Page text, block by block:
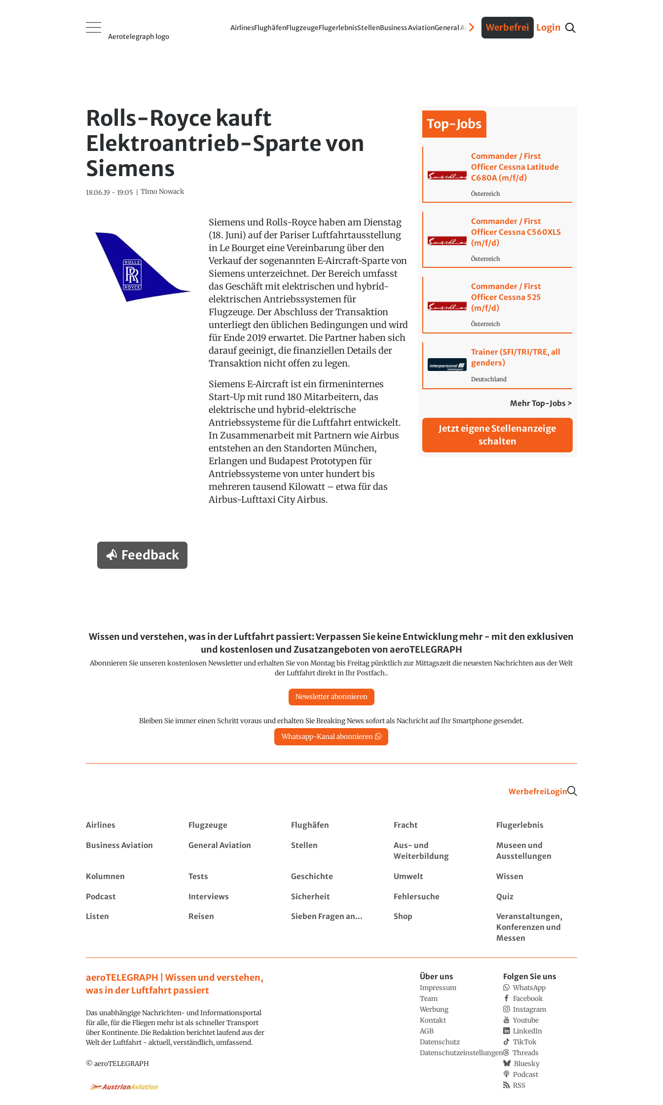
Aerotelegraph logo
AirlinesFlughäfenFlugzeugeFlugerlebnisStellenBusiness AviationGeneral AviationVerteidigungInterviews Fracht
Werbefrei Login
Rolls-Royce kauft
Elektroantrieb-Sparte von
Siemens
18.06.19 - 19:05 Timo Nowack
Siemens und Rolls-Royce haben am Dienstag
(18. Juni) auf der Pariser Luftfahrtausstellung
in Le Bourget eine Vereinbarung über den
Verkauf der sogenannten E-Aircraft-Sparte von
Siemens unterzeichnet. Der Bereich umfasst
das Geschäft mit elektrischen und hybrid-
elektrischen Antriebssystemen für
Flugzeuge. Der Abschluss der Transaktion
unterliegt den üblichen Bedingungen und wird
für Ende 2019 erwartet. Die Partner haben sich
darauf geeinigt, die finanziellen Details der
Transaktion nicht offen zu legen.
Siemens E-Aircraft ist ein firmeninternes
Start-Up mit rund 180 Mitarbeitern, das
elektrische und hybrid-elektrische
Antriebssysteme für die Luftfahrt entwickelt.
In Zusammenarbeit mit Partnern wie Airbus
entstehen an den Standorten München,
Erlangen und Budapest Prototypen für
Antriebssysteme von unter hundert bis
mehreren tausend Kilowatt – etwa für das
Airbus-Lufttaxi City Airbus.
Feedback
Top-Jobs
Commander / First
Officer Cessna Latitude
C680A (m/f/d)
Österreich
Commander / First
Officer Cessna C560XLS
(m/f/d)
Österreich
Commander / First
Officer Cessna 525
(m/f/d)
Österreich
Trainer (SFI/TRI/TRE, all
genders)
Deutschland
Mehr Top-Jobs >
Jetzt eigene Stellenanzeige
schalten
Wissen und verstehen, was in der Luftfahrt passiert: Verpassen Sie keine Entwicklung mehr - mit den exklusiven
und kostenlosen und Zusatzangeboten von aeroTELEGRAPH
Abonnieren Sie unseren kostenlosen Newsletter und erhalten Sie von Montag bis Freitag pünktlich zur Mittagszeit die neuesten Nachrichten aus der Welt
der Luftfahrt direkt in Ihr Postfach..
Newsletter abonnieren
Bleiben Sie immer einen Schritt voraus und erhalten Sie Breaking News sofort als Nachricht auf Ihr Smartphone gesendet.
Whatsapp-Kanal abonnieren
WerbefreiLogin
Airlines Flugzeuge Flughäfen Fracht Flugerlebnis
Business Aviation General Aviation Stellen
Aus- und
Weiterbildung
Museen und
Ausstellungen
Kolumnen Tests Geschichte Umwelt Wissen
Podcast Interviews Sicherheit Fehlersuche Quiz
Listen Reisen Sieben Fragen an... Shop
Veranstaltungen,
Konferenzen und
Messen
aeroTELEGRAPH | Wissen und verstehen,
was in der Luftfahrt passiert
Das unabhängige Nachrichten- und Informationsportal
für alle, für die Fliegen mehr ist als schneller Transport
über Kontinente. Die Redaktion berichtet laufend aus der
Welt der Luftfahrt - aktuell, verständlich, umfassend.
© aeroTELEGRAPH
Über uns
Impressum
Team
Werbung
Kontakt
AGB
Datenschutz
Datenschutzeinstellungen
Folgen Sie uns
WhatsApp
Facebook
Instagram
Youtube
LinkedIn
TikTok
Threads
Bluesky
Podcast
RSS